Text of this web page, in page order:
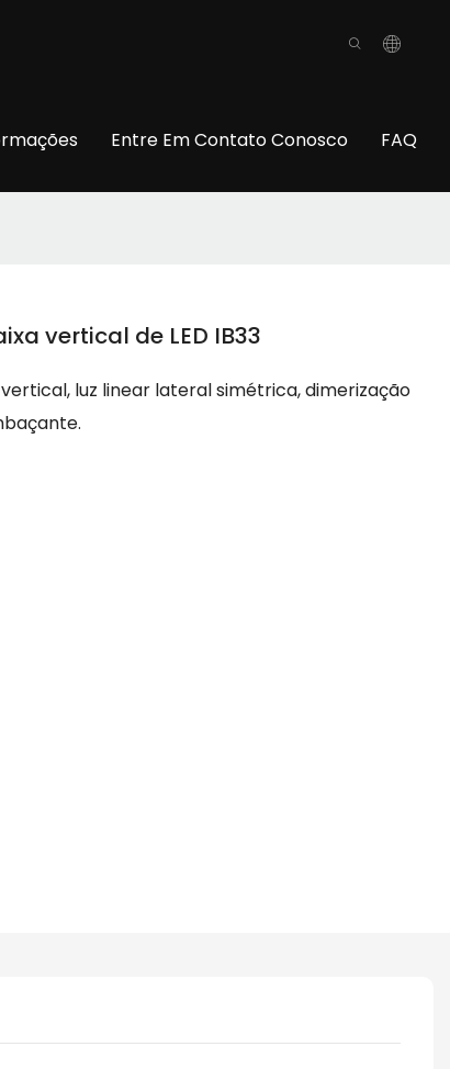
Entre Em Contato Conosco FAQ
vertical de LED IB33
luz linear lateral simétrica, dimerização